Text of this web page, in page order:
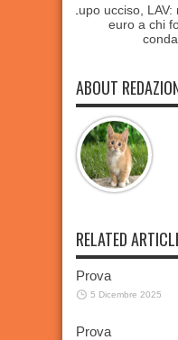
Lupo ucciso,
euro a chi
ABOUT
RELATED
Prova
5 Dicembre 2025
Prova